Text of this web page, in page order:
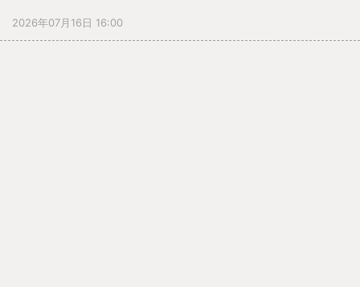
てくださいね！
2026年07月16日 16:00